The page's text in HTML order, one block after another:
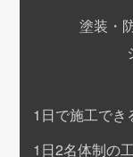
塗装・
1日で施工でき
1日2名体制の